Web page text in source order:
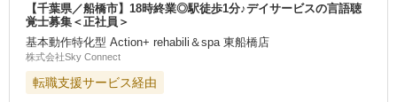
【千葉県／船橋市】18時終業◎駅徒歩1分♪デイサービスの言語聴
覚士募集＜正社員＞
基本動作特化型 Action+ rehabili＆spa 東船橋店
株式会社Sky Connect
転職支援サービス経由